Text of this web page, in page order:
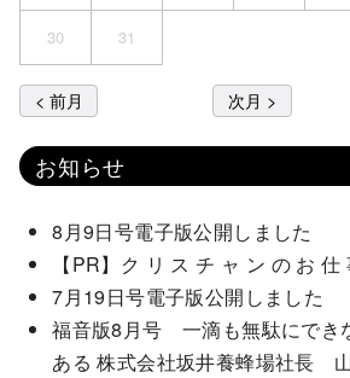
30 31
< 前月 次月 >
お知らせ
8月9日号電子版公開しました
【PR】ク リ ス チ ャ ン の お 仕
7月19日号電子版公開しました
福音版8月号 一滴も無駄にでき
ある 株式会社坂井養蜂場社長